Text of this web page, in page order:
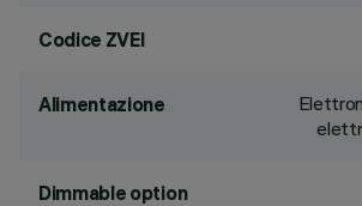
Codice ZVEI
Alimentazione
Dimmable option